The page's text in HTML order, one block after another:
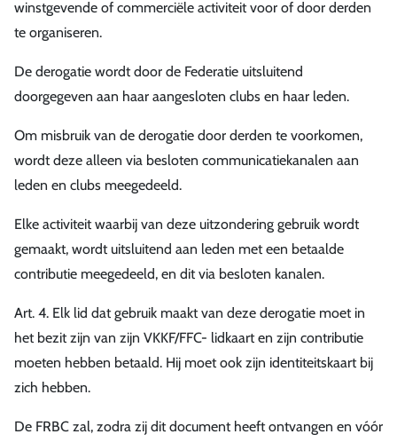
winstgevende of commerciële activiteit voor of door derden
te organiseren.
De derogatie wordt door de Federatie uitsluitend
doorgegeven aan haar aangesloten clubs en haar leden.
Om misbruik van de derogatie door derden te voorkomen,
wordt deze alleen via besloten communicatiekanalen aan
leden en clubs meegedeeld.
Elke activiteit waarbij van deze uitzondering gebruik wordt
gemaakt, wordt uitsluitend aan leden met een betaalde
contributie meegedeeld, en dit via besloten kanalen.
Art. 4. Elk lid dat gebruik maakt van deze derogatie moet in
het bezit zijn van zijn VKKF/FFC- lidkaart en zijn contributie
moeten hebben betaald. Hij moet ook zijn identiteitskaart bij
zich hebben.
De FRBC zal, zodra zij dit document heeft ontvangen en vóór